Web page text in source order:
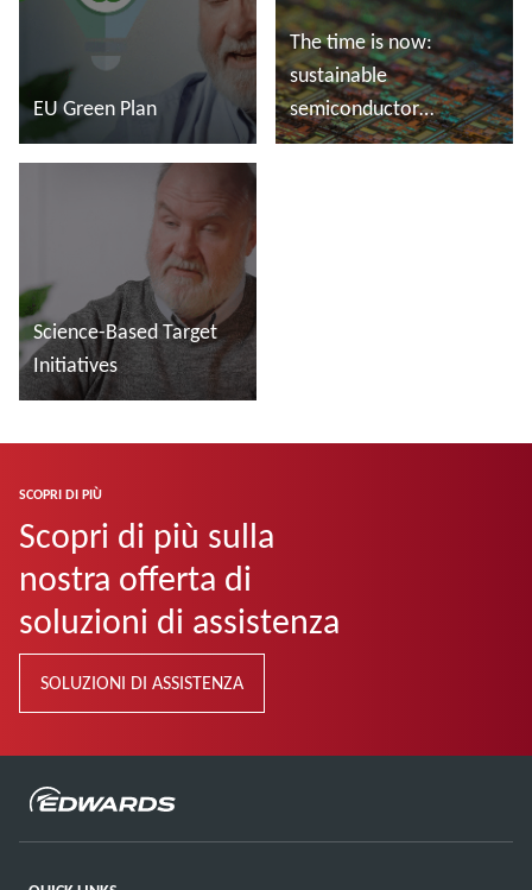
EU Green Plan
The time is now:
sustainable
semiconductor
manufacturing
Science-Based Target
Initiatives
SCOPRI DI PIÙ
Scopri di più sulla
nostra offerta di
soluzioni di assistenza
SOLUZIONI DI ASSISTENZA